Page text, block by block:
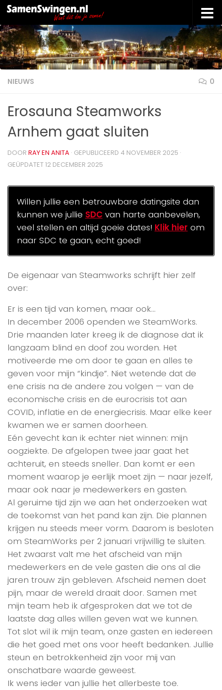
Doorgaan naar inhoud
NIEUWS 0
Erosauna Steamworks
Arnhem gaat sluiten
DOOR RAY EN ANITA · GEPUBLICEERD 4 NOVEMBER 2025 ·
GEÜPDATET12 DECEMBER 2025
Willen jullie een betrouwbare datingsite dan
kunnen we jullie SDCvan harte aanbevelen,
veel stellen en altijd goeie dates! Klik hier om
naar SDC te gaan, echt goed!
De eigenaar van Steamworks schrijft hier zelf
over:
Er is een tijd van komen, maar ook…
In december 2006 openden we SteamWorks.
Drie maanden later kreeg ik de diagnose dat ik
langzaam blind en doof zou worden. Het
motiveerde me om door te gaan en alles te
geven voor mijn “kindje”. Niet wetende dat de
ene crisis na de andere zou volgen — van de
economische crisis en de eurocrisis tot aan
COVID, inflatie en de energiecrisis. Maar elke keer
kwamen we er samen doorheen.
Eén gevecht kan ik echter niet winnen: mijn
oogziekte. De afgelopen twee jaar gaat het
achteruit, en steeds sneller. Dan komt er een
moment waarop je eerlijk moet zijn — naar jezelf,
maar ook naar je medewerkers en gasten.
Al geruime tijd zijn we aan het onderzoeken wat
de toekomst van het pand kan zijn. Die plannen
krijgen nu steeds meer vorm. Daarom is besloten
om SteamWorks per 2 januari vrijwillig te sluiten.
Het zwaarst valt me het afscheid van mijn
medewerkers en de vele gasten die ons al die
jaren trouw zijn gebleven. Afscheid nemen doet
pijn, maar de wereld draait door. Samen met
mijn team heb ik afgesproken dat we tot de
laatste dag alles willen geven wat we kunnen.
Tot slot wil ik mijn team, onze gasten en iedereen
die het goed met ons voor heeft bedanken. Jullie
steun en betrokkenheid zijn voor mij van
onschatbare waarde geweest.
Ik wens ieder van jullie het allerbeste toe.